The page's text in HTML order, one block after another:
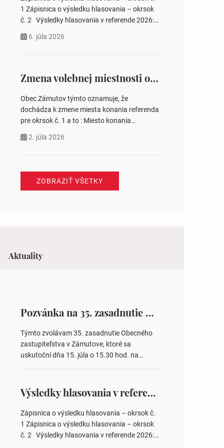
pozemku –…
1 Zápisnica o výsledku hlasovania – okrsok
č. 2 Výsledky hlasovania v referende 2026:
na hlasovaní https://www.volbysr.sk/…
6. júla 2026
Zmena volebnej miestnosti okrsok č. 1
Obec Zámutov týmto oznamuje, že
dochádza k zmene miesta konania referenda
pre okrsok č. 1 a to : Miesto konania
Jozefína Tomášová starostka obce
2. júla 2026
ZOBRAZIŤ VŠETKY
Aktuality
Pozvánka na 35. zasadnutie OZ v Zámutove
Týmto zvolávam 35. zasadnutie Obecného
zastupiteľstva v Zámutove, ktoré sa
uskutoční dňa 15. júla o 15.30 hod. na
Schválenie návrhovej komisie a overovateľov
zápisnice 3. Určenie volebných obvodov pre
voľby poslancov obecných zastupiteľstiev,
počtu poslancov obecných zastupiteľstiev v
nich 4. Schválenie odpredaja obecného
Výsledky hlasovania v referende 2026
Zápisnica o výsledku hlasovania – okrsok č.
1 Zápisnica o výsledku hlasovania – okrsok
č. 2 Výsledky hlasovania v referende 2026: